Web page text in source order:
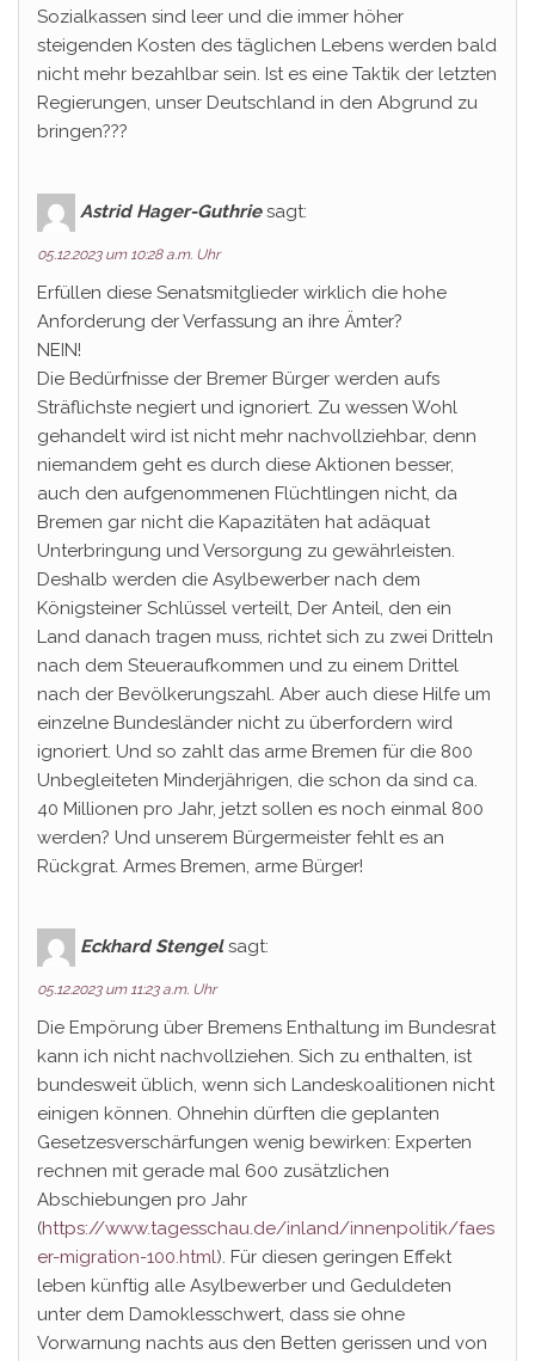
Sozialkassen sind leer und die immer höher
steigenden Kosten des täglichen Lebens werden bald
nicht mehr bezahlbar sein. Ist es eine Taktik der letzten
Regierungen, unser Deutschland in den Abgrund zu
bringen???
Astrid Hager-Guthrie sagt:
05.12.2023 um 10:28 a.m. Uhr
Erfüllen diese Senatsmitglieder wirklich die hohe
Anforderung der Verfassung an ihre Ämter?
NEIN!
Die Bedürfnisse der Bremer Bürger werden aufs
Sträflichste negiert und ignoriert. Zu wessen Wohl
gehandelt wird ist nicht mehr nachvollziehbar, denn
niemandem geht es durch diese Aktionen besser,
auch den aufgenommenen Flüchtlingen nicht, da
Bremen gar nicht die Kapazitäten hat adäquat
Unterbringung und Versorgung zu gewährleisten.
Deshalb werden die Asylbewerber nach dem
Königsteiner Schlüssel verteilt, Der Anteil, den ein
Land danach tragen muss, richtet sich zu zwei Dritteln
nach dem Steueraufkommen und zu einem Drittel
nach der Bevölkerungszahl. Aber auch diese Hilfe um
einzelne Bundesländer nicht zu überfordern wird
ignoriert. Und so zahlt das arme Bremen für die 800
Unbegleiteten Minderjährigen, die schon da sind ca.
40 Millionen pro Jahr, jetzt sollen es noch einmal 800
werden? Und unserem Bürgermeister fehlt es an
Rückgrat. Armes Bremen, arme Bürger!
Eckhard Stengel sagt:
05.12.2023 um 11:23 a.m. Uhr
Die Empörung über Bremens Enthaltung im Bundesrat
kann ich nicht nachvollziehen. Sich zu enthalten, ist
bundesweit üblich, wenn sich Landeskoalitionen nicht
einigen können. Ohnehin dürften die geplanten
Gesetzesverschärfungen wenig bewirken: Experten
rechnen mit gerade mal 600 zusätzlichen
Abschiebungen pro Jahr
(https://www.tagesschau.de/inland/innenpolitik/faes
er-migration-100.html). Für diesen geringen Effekt
leben künftig alle Asylbewerber und Geduldeten
unter dem Damoklesschwert, dass sie ohne
Vorwarnung nachts aus den Betten gerissen und von